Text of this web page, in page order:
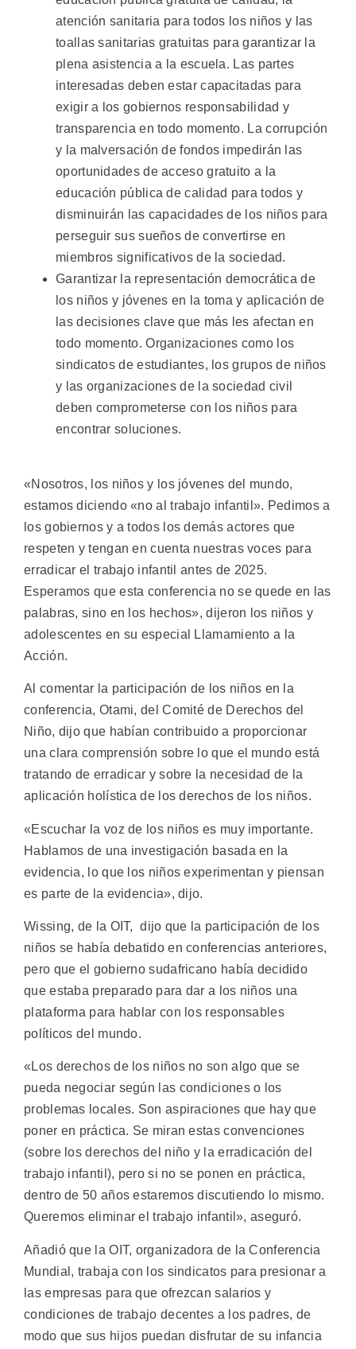
atención sanitaria para todos los niños y las
toallas sanitarias gratuitas para garantizar la
plena asistencia a la escuela. Las partes
interesadas deben estar capacitadas para
exigir a los gobiernos responsabilidad y
transparencia en todo momento. La corrupción
y la malversación de fondos impedirán las
oportunidades de acceso gratuito a la
educación pública de calidad para todos y
disminuirán las capacidades de los niños para
perseguir sus sueños de convertirse en
miembros significativos de la sociedad.
Garantizar la representación democrática de
los niños y jóvenes en la toma y aplicación de
las decisiones clave que más les afectan en
todo momento. Organizaciones como los
sindicatos de estudiantes, los grupos de niños
y las organizaciones de la sociedad civil
deben comprometerse con los niños para
encontrar soluciones.
«Nosotros, los niños y los jóvenes del mundo,
estamos diciendo «no al trabajo infantil». Pedimos a
los gobiernos y a todos los demás actores que
respeten y tengan en cuenta nuestras voces para
erradicar el trabajo infantil antes de 2025.
Esperamos que esta conferencia no se quede en las
palabras, sino en los hechos», dijeron los niños y
adolescentes en su especial Llamamiento a la
Acción.
Al comentar la participación de los niños en la
conferencia, Otami, del Comité de Derechos del
Niño, dijo que habían contribuido a proporcionar
una clara comprensión sobre lo que el mundo está
tratando de erradicar y sobre la necesidad de la
aplicación holística de los derechos de los niños.
«Escuchar la voz de los niños es muy importante.
Hablamos de una investigación basada en la
evidencia, lo que los niños experimentan y piensan
es parte de la evidencia», dijo.
Wissing, de la OIT, dijo que la participación de los
niños se había debatido en conferencias anteriores,
pero que el gobierno sudafricano había decidido
que estaba preparado para dar a los niños una
plataforma para hablar con los responsables
políticos del mundo.
«Los derechos de los niños no son algo que se
pueda negociar según las condiciones o los
problemas locales. Son aspiraciones que hay que
poner en práctica. Se miran estas convenciones
(sobre los derechos del niño y la erradicación del
trabajo infantil), pero si no se ponen en práctica,
dentro de 50 años estaremos discutiendo lo mismo.
Queremos eliminar el trabajo infantil», aseguró.
Añadió que la OIT, organizadora de la Conferencia
Mundial, trabaja con los sindicatos para presionar a
las empresas para que ofrezcan salarios y
condiciones de trabajo decentes a los padres, de
modo que sus hijos puedan disfrutar de su infancia